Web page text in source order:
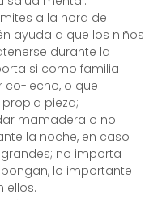
a la hora de
ayuda a que los niños
durante la
si como familia
co-lecho, o que
pieza;
mamadera o no
la noche, en caso
no importa
lo importante
ellos.